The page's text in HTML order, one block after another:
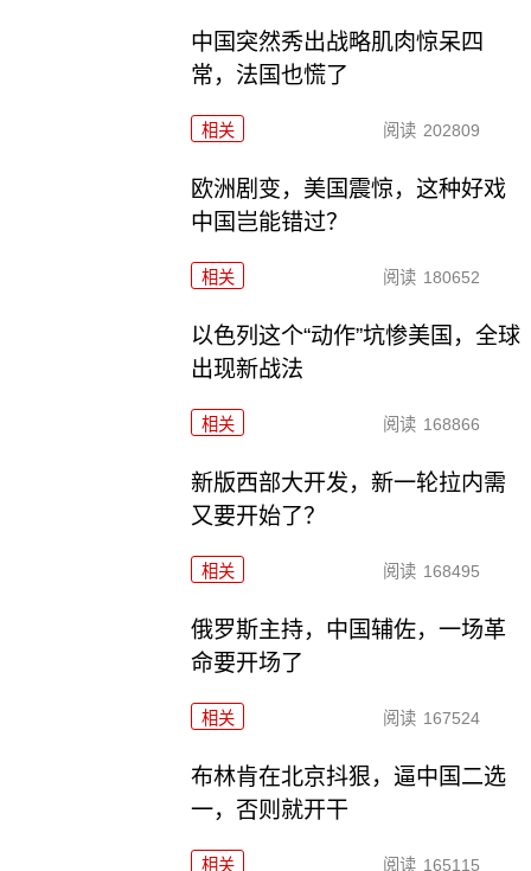
中国突然秀出战略肌肉惊呆四
常，法国也慌了
相关 阅读 202809
欧洲剧变，美国震惊，这种好戏
中国岂能错过？
相关 阅读 180652
以色列这个“动作”坑惨美国，全球
出现新战法
相关 阅读 168866
新版西部大开发，新一轮拉内需
又要开始了？
相关 阅读 168495
俄罗斯主持，中国辅佐，一场革
命要开场了
相关 阅读 167524
布林肯在北京抖狠，逼中国二选
一，否则就开干
相关 阅读 165115